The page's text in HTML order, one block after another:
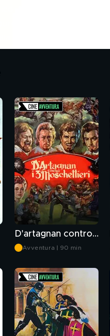
D'artagnan contro i tre moschettieri
Avventura | 90 min